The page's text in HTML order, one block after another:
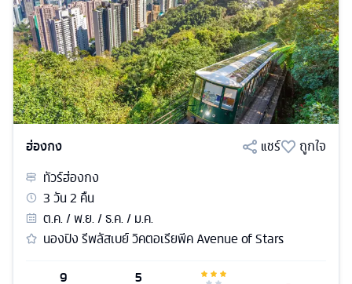
ฮ่องกง แชร์
ถูกใจ
ทัวร์ฮ่องกง
3วัน2 คืน
ต.ค. / พ.ย. / ธ.ค. / ม.ค.
นองปิง รีพลัสเบย์ วิคตอเรียพีค Avenue of Stars
9
5